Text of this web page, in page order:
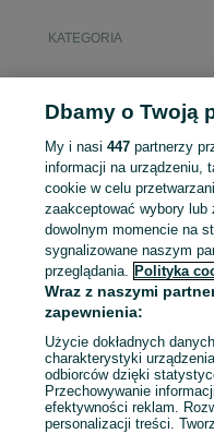
KATEGORIA
Zaloguj się lub załóż
sprzedającym
Zaloguj się / Załóż konto
Zadzwoń / SMS
Dbamy o Twoją
My i nasi447 partnerzy
informacji na urządzeniu,
cookie w celu
zaakceptować wybory
dowolnym momencie na
sygnalizowane naszym
przeglądania. Polityka
Wraz z naszymi
zapewnienia:
Użycie dokładnych
charakterystyki
odbiorców dzięki
Przechowywanie
efektywności reklam.
personalizacji treści.